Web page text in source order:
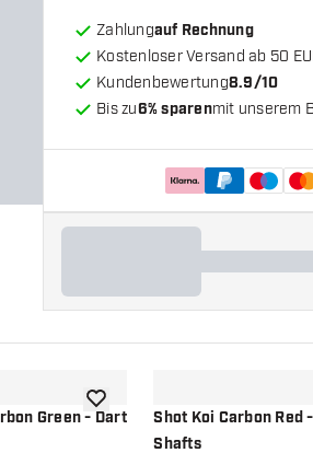
Zahlungauf Rechnung
Kostenloser Versand ab 50
Kundenbewertung8.9/10
Bis zu6% sparenmit unserem
Green - DartZur Wunschliste hinzufügen
Shot Koi Carbon Red
Shafts